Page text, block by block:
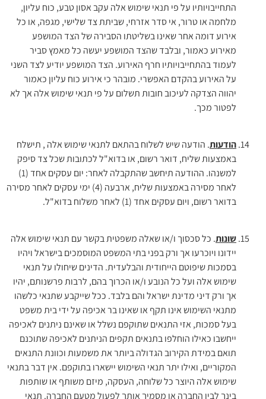
התחייבויותיו על פי תנאי שימוש אלה עקב אסון טבע, כוח עליון,
מלחמה או טרור, אי סדר אזרחי, שביתת צד שלישי, מגפה, או כל
אירוע דומה אחר שאינו בשליטתו הסבירה של הצד המושפע
מאירוע כאמור, ובלבד שהצד המושפע יעשה כל מאמץ סביר
לעמוד בהתחייבויותיו חרף האירוע. הצד המושפע יודיע לצד השני
על האירוע בהקדם האפשרי. מובהר כי אירוע כוח עליון כאמור
יהווה הצדקה לעיכוב חובות תשלום על פי תנאי שימוש אלה אך לא
לפטור מכך.
הודעות. הודעה שיש לשלוח בהתאם לתנאי שימוש אלה , תישלח
באמצעות שליח, דואר רשום, או בדוא"ל לכתובות שכל צד סיפק
למשנהו. ההודעה תיחשב שהתקבלה לאחר: יום עסקים אחד (1)
לאחר מסירה באמצעות שליח, ארבעה (4) ימי עסקים לאחר מסירה
בדואר רשום, ויום עסקים אחד (1) לאחר משלוח בדוא"ל.
שונות. כל סכסוך ו/או שאלה משפטית בקשר עם תנאי שימוש אלה
יידונו ויוכרעו אך ורק בפני בתי המשפט המוסמכים בישראל ויהיו
בסמכות שיפוטם הייחודית והבלעדית. הדינים שיחולו על תנאי
שימוש אלה ועל כל הנובע ו/או הכרוך בהם, לרבות פרשנותם, יהיו
אך ורק דיני מדינת ישראל והם בלבד. ככל שייקבע שתנאי כלשהו
מתנאי השימוש אינו תקף או שאינו בר אכיפה על ידי בית משפט
בעל סמכות, אזי התנאים שתוקפם נשלל או שאינם ניתנים לאכיפה
ייחשבו כאילו הוחלפו בתנאים תקפים הניתנים לאכיפה שתוכנם
תואם במידת הקירוב הגדולה ביותר את משמעות וכוונת התנאים
המקוריים, ואילו יתר תנאי השימוש יישארו בתוקפם. אין דבר בתנאי
שימוש אלה היוצר כל שלוחה, העסקה, מיזם משותף או שותפות
בינך לבין החברה או מסמיך אותך לפעול מטעם החברה. תנאי